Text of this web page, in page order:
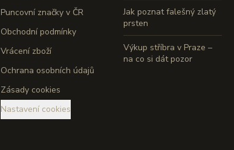
Puncovní značky v ČR
Obchodní podmínky
Vrácení zboží
Ochrana osobních údajů
Zásady cookies
Nastavení cookies
Jak poznat falešný zlatý
prsten
Výkup stříbra v Praze –
na co si dát pozor